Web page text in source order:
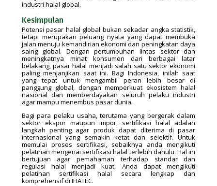
industri halal global.
Kesimpulan
Potensi pasar halal global bukan sekadar angka statistik,
tetapi merupakan peluang nyata yang dapat membuka
jalan menuju kemandirian ekonomi dan peningkatan daya
saing global. Dengan pertumbuhan lintas sektor dan
meningkatnya minat konsumen dari berbagai latar
belakang, pasar halal menjadi salah satu sektor ekonomi
paling menjanjikan saat ini. Bagi Indonesia, inilah saat
yang tepat untuk mengambil peran lebih besar di
panggung global, dengan memperkuat ekosistem halal
nasional dan memberdayakan seluruh pelaku industri
agar mampu menembus pasar dunia.
Bagi para pelaku usaha, terutama yang bergerak dalam
sektor ekspor maupun impor, sertifikasi halal adalah
langkah penting agar produk dapat diterima di pasar
internasional yang semakin ketat dan selektif. Untuk
memulai proses sertifikasi, sebaiknya anda mengikuti
pelatihan mengenai sertifikasi halal terlebih dahulu. Hal ini
bertujuan agar pemahaman terhadap standar dan
regulasi halal menjadi kuat. Anda dapat mengikuti
pelatihan sertifikasi halal secara lengkap dan
komprehensif di IHATEC.